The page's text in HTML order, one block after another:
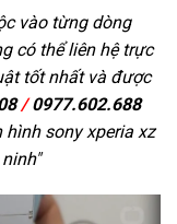
vào từng dòng
có thể liên hệ trực
tốt nhất và được
/0977.602.688
sony xperia xz
"